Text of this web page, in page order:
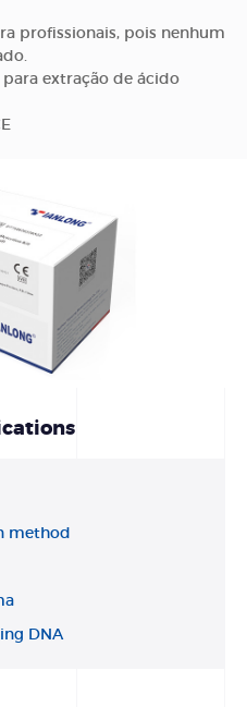
profissionais, pois nenhum
extração de ácido
method
DNA